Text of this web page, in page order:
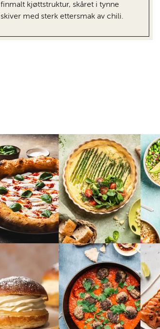
finmalt kjøttstruktur, skåret i tynne
skiver med sterk ettersmak av chili.